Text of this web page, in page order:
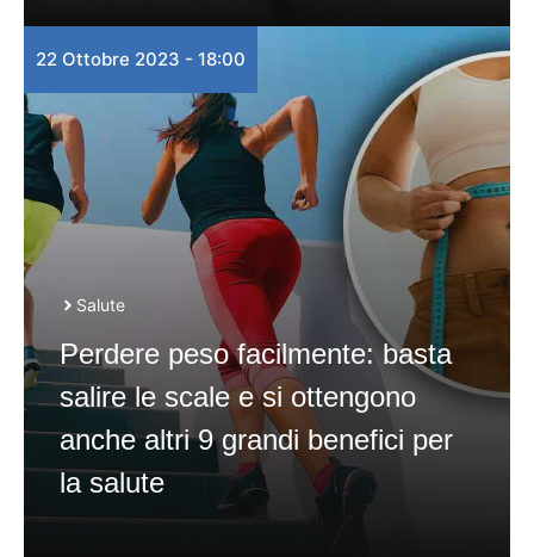
22 Ottobre 2023 - 18:00
Salute
Perdere peso facilmente: basta
salire le scale e si ottengono
anche altri 9 grandi benefici per
la salute